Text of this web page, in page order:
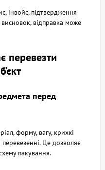
інвойс, підтвердження
висновок, відправка може
перевезти
перед
форму, вагу, крихкі
Це дозволяє
пакування.